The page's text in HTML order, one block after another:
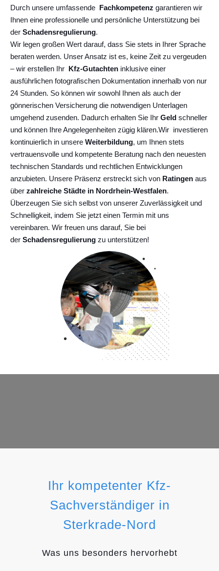
Durch unsere umfassende Fachkompetenz garantieren wir
Ihnen eine professionelle und persönliche Unterstützung bei
der Schadensregulierung.
Wir legen großen Wert darauf, dass Sie stets in Ihrer Sprache
beraten werden. Unser Ansatz ist es, keine Zeit zu vergeuden
– wir erstellen Ihr Kfz-Gutachten inklusive einer
ausführlichen fotografischen Dokumentation innerhalb von nur
24 Stunden. So können wir sowohl Ihnen als auch der
gönnerischen Versicherung die notwendigen Unterlagen
umgehend zusenden. Dadurch erhalten Sie Ihr Geld schneller
und können Ihre Angelegenheiten zügig klären.Wir investieren
kontinuierlich in unsere Weiterbildung, um Ihnen stets
vertrauensvolle und kompetente Beratung nach den neuesten
technischen Standards und rechtlichen Entwicklungen
anzubieten. Unsere Präsenz erstreckt sich von Ratingen aus
über zahlreiche Städte in Nordrhein-Westfalen.
Überzeugen Sie sich selbst von unserer Zuverlässigkeit und
Schnelligkeit, indem Sie jetzt einen Termin mit uns
vereinbaren. Wir freuen uns darauf, Sie bei
der Schadensregulierung zu unterstützen!
Ihr kompetenter Kfz-
Sachverständiger in
Sterkrade-Nord
Was uns besonders hervorhebt